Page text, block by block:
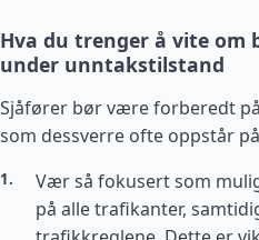
Hva du trenger å vite om
under unntakstilstand
Sjåfører bør være forberedt
som dessverre ofte oppstår
Vær så fokusert som
på alle trafikanter,